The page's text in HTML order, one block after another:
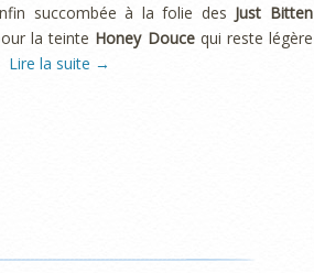
succombée à la folie des Just Bitten
la teinte Honey Doucequi reste légère
Lire la suite →